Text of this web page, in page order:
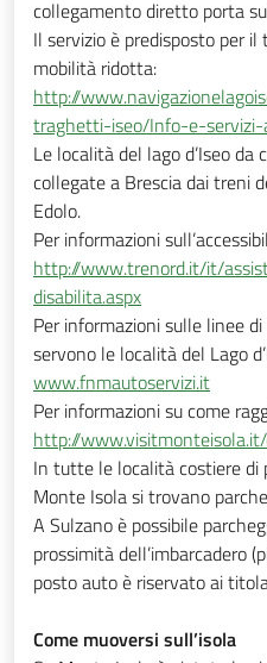
collegamento diretto porta
Il servizio è predisposto per
mobilità ridotta:
http://
traghetti-iseo/Info-e-servizi-
Le località del lago d’Iseo
collegate a Brescia dai treni
Edolo.
Per informazioni
http://www.trenord.it/it/
disabilita.aspx
Per informazioni sulle linee
servono le località del Lago
www.fnmautoservizi.it
Per informazioni su come
http://
In tutte le località costiere
Monte Isola si trovano
A Sulzano è possibile
prossimità dell’imbarcadero
posto auto è riservato ai
Come muoversi sull’isola